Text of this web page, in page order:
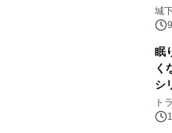
ー
ぐ
城
眠
く
シ
ト